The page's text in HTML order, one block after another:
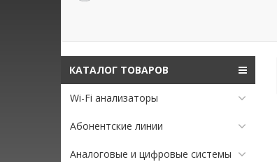
КАТАЛОГ ТОВАРОВ
Wi-Fi анализаторы
Абонентские линии
Аналоговые и цифровые системы